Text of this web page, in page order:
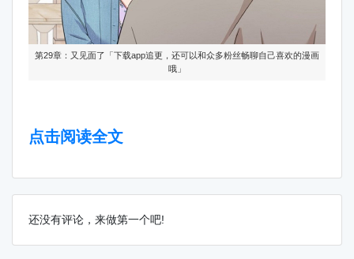
第29章：又见面了「下载app追更，还可以和众多粉丝畅聊自己喜欢的漫画
哦」
点击阅读全文
还没有评论，来做第一个吧!